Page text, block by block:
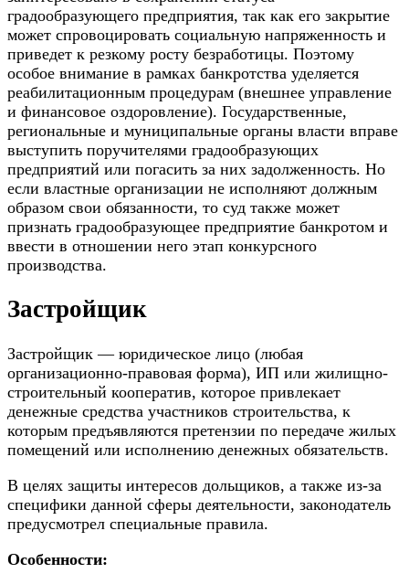
градообразующего предприятия, так как его закрытие
может спровоцировать социальную напряженность и
приведет к резкому росту безработицы. Поэтому
особое внимание в рамках банкротства уделяется
реабилитационным процедурам (внешнее управление
и финансовое оздоровление). Государственные,
региональные и муниципальные органы власти вправе
выступить поручителями градообразующих
предприятий или погасить за них задолженность. Но
если властные организации не исполняют должным
образом свои обязанности, то суд также может
признать градообразующее предприятие банкротом и
ввести в отношении него этап конкурсного
производства.
Застройщик
Застройщик — юридическое лицо (любая
организационно-правовая форма), ИП или жилищно-
строительный кооператив, которое привлекает
денежные средства участников строительства, к
которым предъявляются претензии по передаче жилых
помещений или исполнению денежных обязательств.
В целях защиты интересов дольщиков, а также из-за
специфики данной сферы деятельности, законодатель
предусмотрел специальные правила.
Особенности: